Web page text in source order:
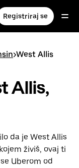
Registriraj se
>West Allis
Allis,
da je West Allis
živiš, ovaj ti
Uberom od